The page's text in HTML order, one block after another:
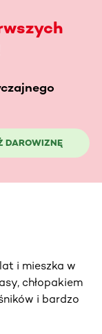
DAROWIZNĘ
i mieszka w
chłopakiem
i bardzo